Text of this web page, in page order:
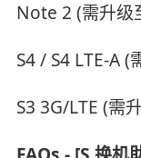
Note 2 (需升级
S4 / S4 LTE-A
S3 3G/LTE (需